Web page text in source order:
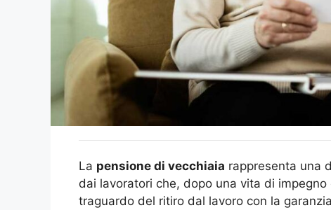
La pensione di vecchiaia rappresenta una
dai lavoratori che, dopo una vita di
traguardo del ritiro dal lavoro con la